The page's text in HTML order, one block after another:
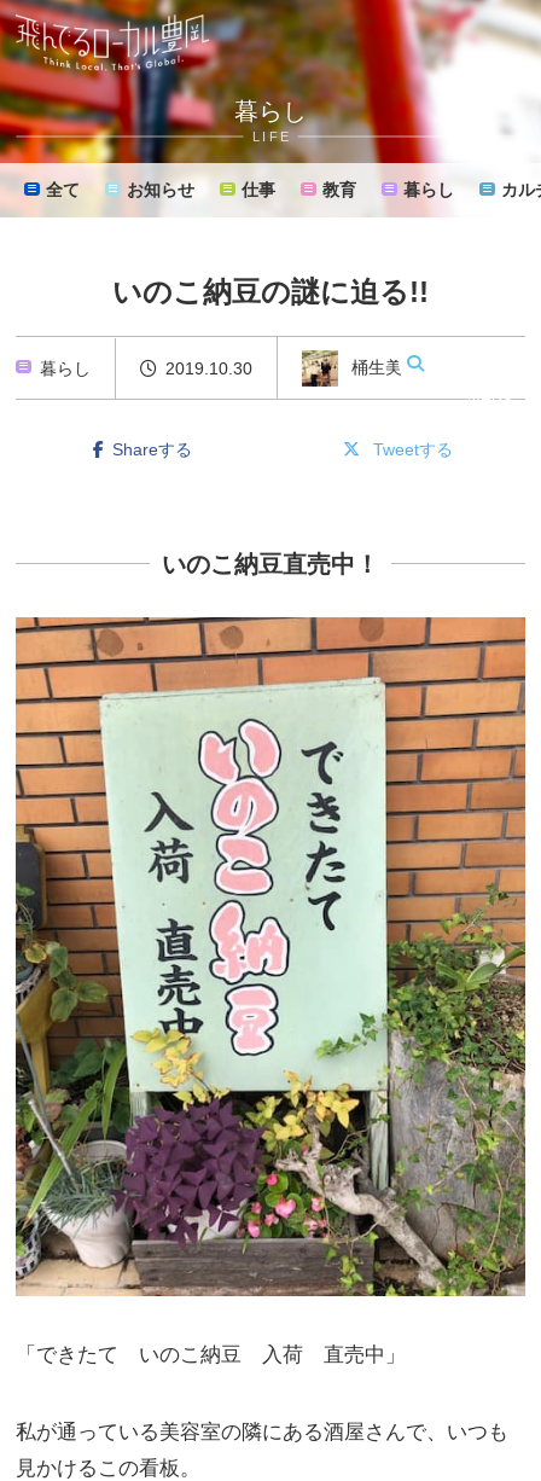
暮らし
LIFE
全て お知らせ 仕事 教育 暮らし カル
いのこ納豆の謎に迫る!!
暮らし 2019.10.30 桶生美樹
Shareする Tweetする
いのこ納豆直売中！
「できたて いのこ納豆 入荷 直売中」
私が通っている美容室の隣にある酒屋さんで、いつも
見かけるこの看板。